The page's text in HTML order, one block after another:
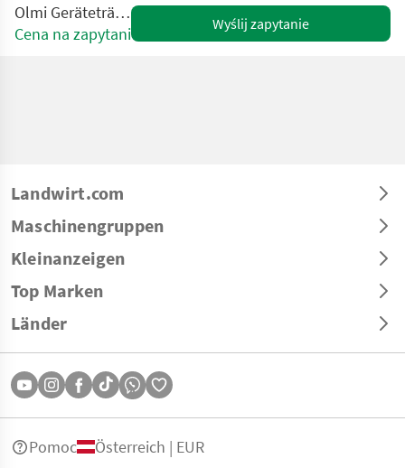
Olmi Geräteträger Comby
Cena na zapytanie
Wyślij zapytanie
Landwirt.com
Maschinengruppen
Kleinanzeigen
Top Marken
Länder
Pomoc Österreich | EUR